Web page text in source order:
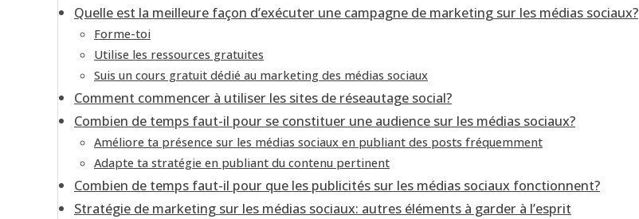
Quelle est la meilleure façon d’exécuter une campagne de marketing sur les médias sociaux?
Forme-toi
Utilise les ressources gratuites
Suis un cours gratuit dédié au marketing des médias sociaux
Comment commencer à utiliser les sites de réseautage social?
Combien de temps faut-il pour se constituer une audience sur les médias sociaux?
Améliore ta présence sur les médias sociaux en publiant des posts fréquemment
Adapte ta stratégie en publiant du contenu pertinent
Combien de temps faut-il pour que les publicités sur les médias sociaux fonctionnent?
Stratégie de marketing sur les médias sociaux: autres éléments à garder à l’esprit